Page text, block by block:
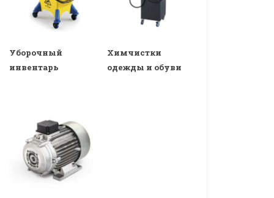
Уборочный
инвентарь
Химчистки
одежды и обуви